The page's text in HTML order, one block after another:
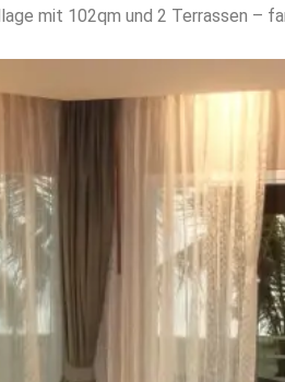
mit 102qm und 2 Terrassen –